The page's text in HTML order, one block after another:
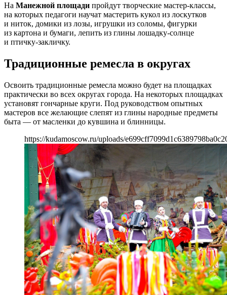
На Манежной площади пройдут творческие мастер-классы,
на которых педагоги научат мастерить кукол из лоскутков
и ниток, домики из лозы, игрушки из соломы, фигурки
из картона и бумаги, лепить из глины лошадку-солнце
и птичку-закличку.
Традиционные ремесла в округах
Освоить традиционные ремесла можно будет на площадках
практически во всех округах города. На некоторых площадках
установят гончарные круги. Под руководством опытных
мастеров все желающие слепят из глины народные предметы
быта — от масленки до кувшина и блинницы.
https://kudamoscow.ru/uploads/